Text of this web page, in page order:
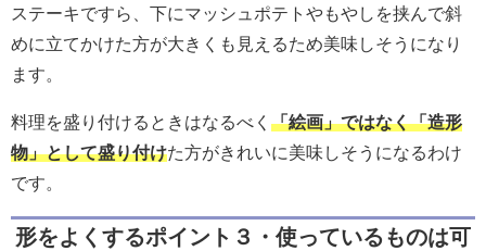
ステーキですら、下にマッシュポテトやもやしを挟んで斜
めに立てかけた方が大きくも見えるため美味しそうになり
ます。
料理を盛り付けるときはなるべく 「絵画」ではなく「造形
物」として盛り付けた方がきれいに美味しそうになるわけ
です。
形をよくするポイント３・使っているものは可